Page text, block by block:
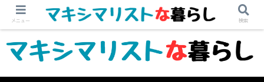
メニュー 検索